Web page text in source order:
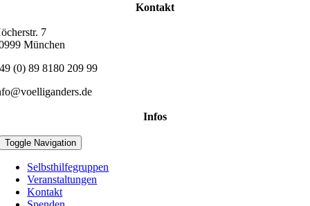
Kontakt
7
München
(0) 89 8180 209 99
Infos
Toggle Navigation
Selbsthilfegruppen
Veranstaltungen
Kontakt